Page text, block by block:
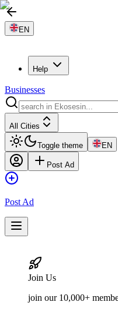
EN
Help
Businesses
All Cities
Toggle theme EN
Post Ad
Post Ad
Join Us
join our 10,000+